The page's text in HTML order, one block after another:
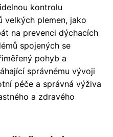
kontrolu
velkých plemen, jako
na prevenci dýchacích
spojených se
pohyb a
správnému vývoji
péče a správná výživa
a zdravého